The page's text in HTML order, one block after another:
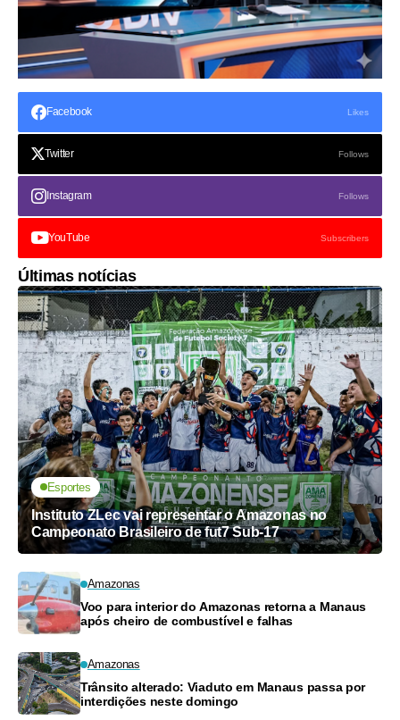
Facebook Likes
Twitter Follows
Instagram Follows
YouTube Subscribers
Últimas notícias
Esportes
Instituto ZLec vai representar o Amazonas no
Campeonato Brasileiro de fut7 Sub-17
Amazonas
Voo para interior do Amazonas retorna a Manaus
após cheiro de combustível e falhas
Amazonas
Trânsito alterado: Viaduto em Manaus passa por
interdições neste domingo